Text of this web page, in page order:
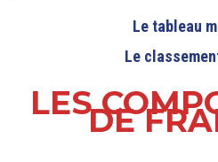
Le tableau
Le
LESDE